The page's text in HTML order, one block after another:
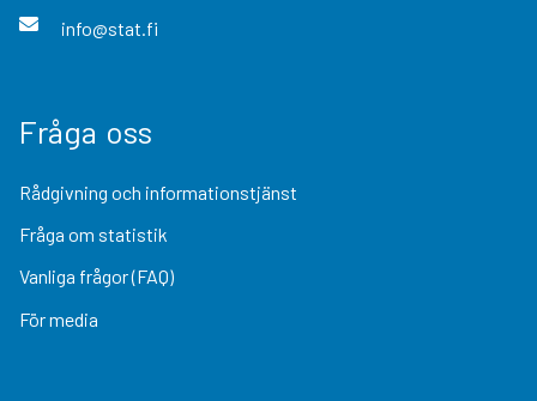
info@stat.fi
Fråga oss
Rådgivning och informationstjänst
Fråga om statistik
Vanliga frågor (FAQ)
För media